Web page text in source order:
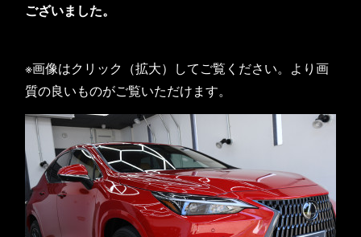
ございました。
※画像はクリック（拡大）してご覧ください。より画
質の良いものがご覧いただけます。